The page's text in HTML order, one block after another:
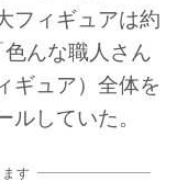
フィギュアは約
んな職人さん
ギュア）全体を
していた。
す